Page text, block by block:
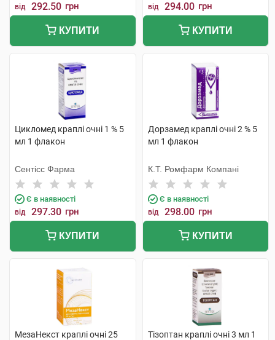
від 292.50 грн
КУПИТИ
від 294.00 грн
КУПИТИ
Цикломед краплі очні 1 % 5
мл 1 флакон
Сентісс Фарма
Є в наявності
від 297.30 грн
КУПИТИ
Дорзамед краплі очні 2 % 5
мл 1 флакон
К.Т. Ромфарм Компані
Є в наявності
від 298.00 грн
КУПИТИ
МезаНекст краплі очні 25
Тізоптан краплі очні 3 мл 1